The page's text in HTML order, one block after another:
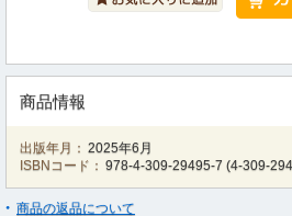
商品情報
出版年月： 2025年6月
ISBNコード： 978-4-309-29495-7 (4-309-
商品の返品について